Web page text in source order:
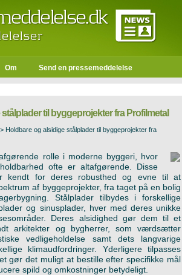
Om Send en pressemeddelelse
til byggeprojekter fra Profilmetal
> Holdbare og alsidige stålplader til byggeprojekter fra
rolle i moderne byggeri, hvor
ofte er altafgørende. Disse
kendt for deres robusthed og evne til at
af byggeprojekter, fra taget på en bolig
Stålplader tilbydes i forskellige
og sinusplader, hver med deres unikke
Deres alsidighed gør dem til et
arkitekter og bygherrer, som værdsætter
vedligeholdelse samt dets langvarige
klimaudfordringer. Yderligere tilpasses
gør det muligt at bestille efter specifikke mål
spild og omkostninger betydeligt.